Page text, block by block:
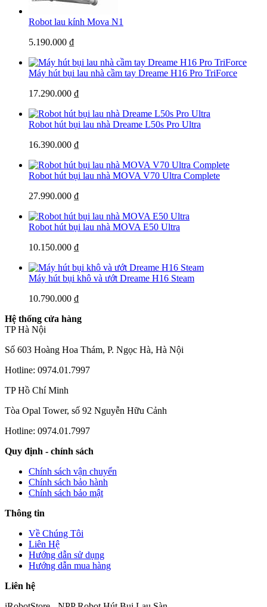
Robot lau kính Mova N1
5.190.000 ₫
Máy hút bụi lau nhà cầm tay Dreame H16 Pro TriForce
17.290.000 ₫
Robot hút bụi lau nhà Dreame L50s Pro Ultra
16.390.000 ₫
Robot hút bụi lau nhà MOVA V70 Ultra Complete
27.990.000 ₫
Robot hút bụi lau nhà MOVA E50 Ultra
10.150.000 ₫
Máy hút bụi khô và ướt Dreame H16 Steam
10.790.000 ₫
Hệ thống cửa hàng
TP Hà Nội
Số 603 Hoàng Hoa Thám, P. Ngọc Hà, Hà Nội
Hotline: 0974.01.7997
TP Hồ Chí Minh
Tòa Opal Tower, số 92 Nguyễn Hữu Cảnh
Hotline: 0974.01.7997
Quy định - chính sách
Chính sách vận chuyển
Chính sách bảo hành
Chính sách bảo mật
Thông tin
Về Chúng Tôi
Liên Hệ
Hướng dẫn sử dụng
Hướng dẫn mua hàng
Liên hệ